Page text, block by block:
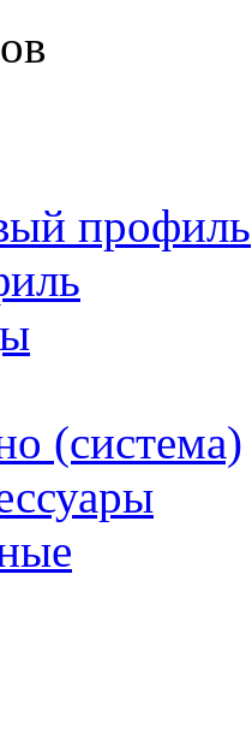
профиль
(система)